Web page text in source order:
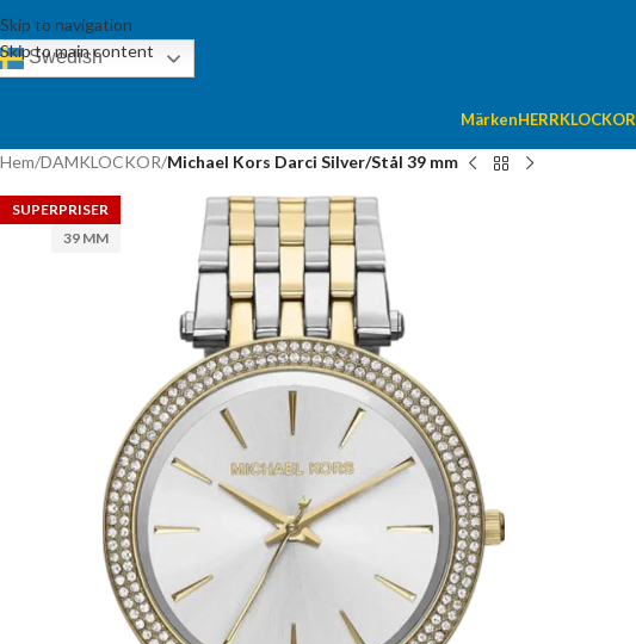
Skip to navigation
Skip to main content
Swedish
MärkenHERRKLOCKOR
Hem/DAMKLOCKOR/Michael Kors Darci Silver/Stål 39 mm
SUPERPRISER
39 MM